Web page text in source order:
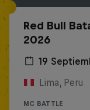
Red Bull
2026
19
Lima, Peru
MC BATTLE